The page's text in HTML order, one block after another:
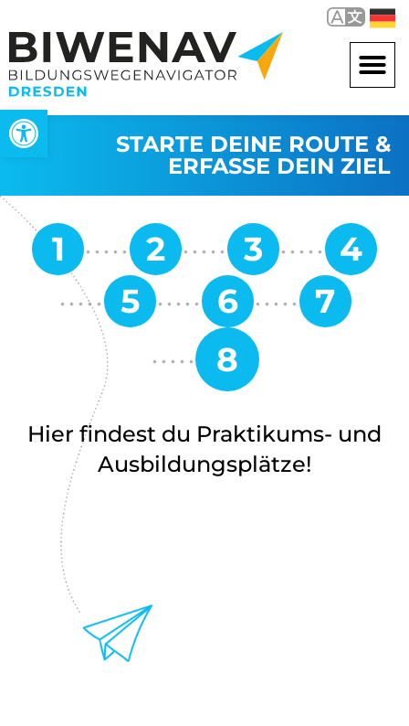
Werkzeugleiste öffnen
STARTE DEINE ROUTE &
ERFASSE DEIN ZIEL
Hier findest du Praktikums- und
Ausbildungsplätze!